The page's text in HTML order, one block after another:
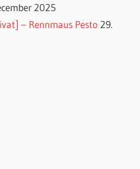
2025
– Rennmaus Pesto 29.